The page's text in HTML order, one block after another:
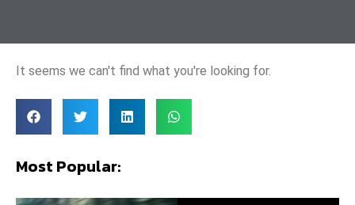
It seems we can't find what you're looking for.
Most Popular: